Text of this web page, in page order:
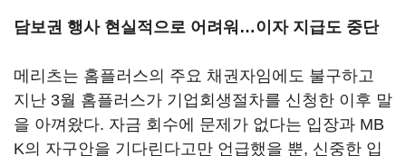
담보권 행사 현실적으로 어려워…이자 지급도 중단
메리츠는 홈플러스의 주요 채권자임에도 불구하고
지난 3월 홈플러스가 기업회생절차를 신청한 이후 말
을 아껴왔다. 자금 회수에 문제가 없다는 입장과 MB
K의 자구안을 기다린다고만 언급했을 뿐, 신중한 입